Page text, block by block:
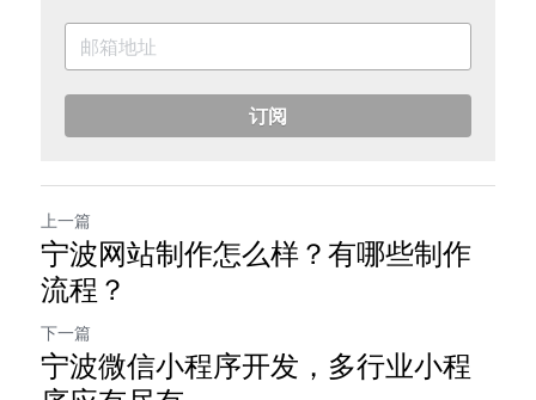
订阅
上一篇
宁波网站制作怎么样？有哪些制作
流程？
下一篇
宁波微信小程序开发，多行业小程